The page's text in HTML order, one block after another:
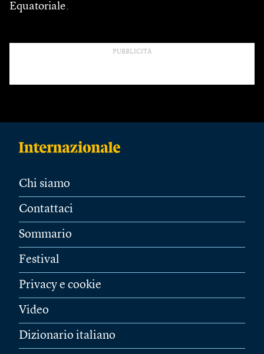
Equatoriale.
PUBBLICITÀ
Chi siamo
Contattaci
Sommario
Festival
Privacy e cookie
Video
Dizionario italiano